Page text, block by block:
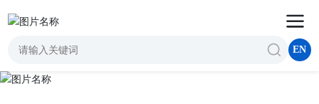
EN